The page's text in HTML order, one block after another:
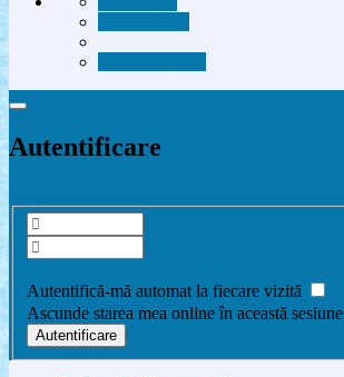
Autentificare
Autentifică-mă automat la fiecare vizită
Ascunde starea mea online în această sesiune